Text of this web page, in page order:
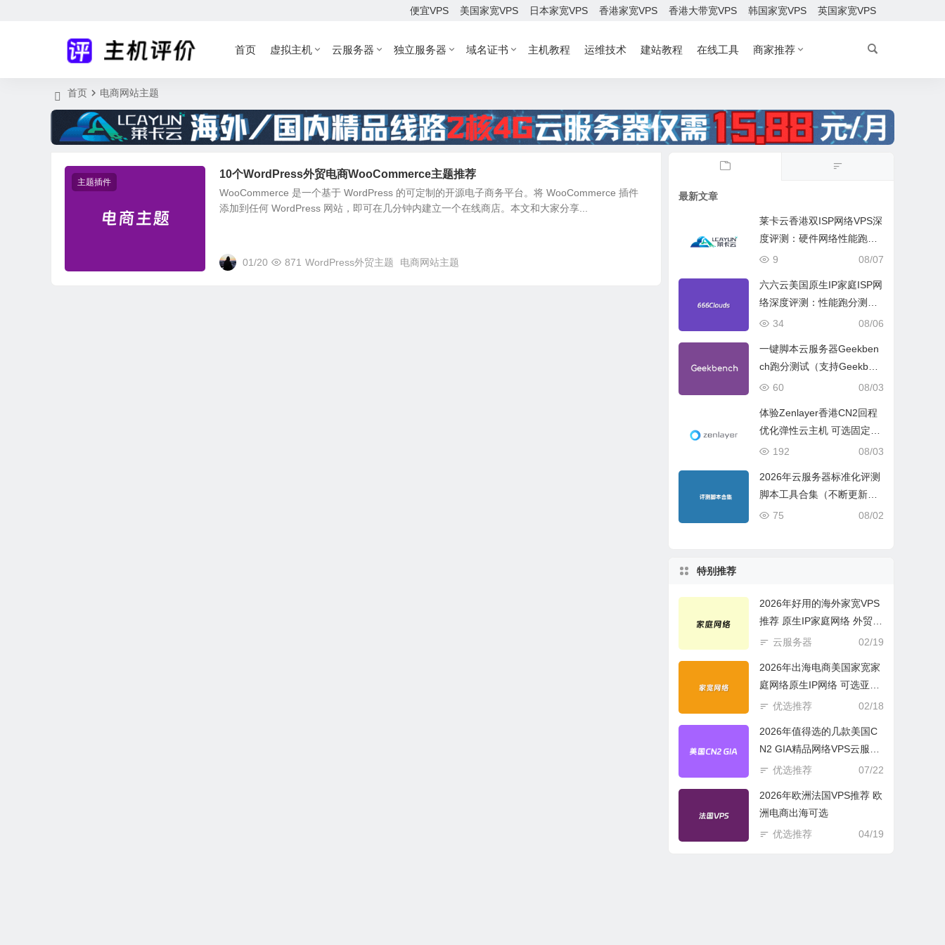
便宜VPS 美国家宽VPS 日本家宽VPS 香港家宽VPS 香港大带宽VPS 韩国家宽VPS 英国家宽VPS
首页 虚拟主机 云服务器 独立服务器 域名证书 主机教程 运维技术 建站教程 在线工具 商家推荐
首页 电商网站主题
主题插件
10个WordPress外贸电商WooCommerce主题推荐
WooCommerce 是一个基于 WordPress 的可定制的开源电子商务平台。将 WooCommerce 插件
添加到任何 WordPress 网站，即可在几分钟内建立一个在线商店。本文和大家分享...
01/20 871 WordPress外贸主题 电商网站主题
最新文章
莱卡云香港双ISP网络VPS深
度评测：硬件网络性能跑
分、流媒体兼容测试和选择
08/07
9
六六云美国原生IP家庭ISP网
络深度评测：性能跑分测
试、网络线路与购买建议08/06
34
一键脚本云服务器Geekben
ch跑分测试（支持Geekben
ch 5 Geekbench 6 Geekbe
08/03
60
体验Zenlayer香港CN2回程
优化弹性云主机 可选固定带
宽或流量模式
08/03
192
2026年云服务器标准化评测
脚本工具合集（不断更新完
善）
08/02
75
特别推荐
2026年好用的海外家宽VPS
推荐 原生IP家庭网络 外贸电
商必选
02/19
云服务器
2026年出海电商美国家宽家
庭网络原生IP网络 可选亚欧
美云服务器
02/18
优选推荐
2026年值得选的几款美国C
N2 GIA精品网络VPS云服务
器推荐
07/22
优选推荐
2026年欧洲法国VPS推荐 欧
洲电商出海可选
04/19
优选推荐